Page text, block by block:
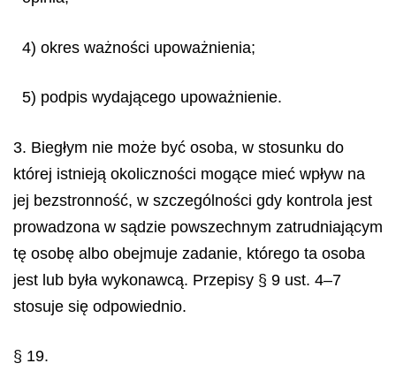
4) okres ważności upoważnienia;
5) podpis wydającego upoważnienie.
3. Biegłym nie może być osoba, w stosunku do
której istnieją okoliczności mogące mieć wpływ na
jej bezstronność, w szczególności gdy kontrola jest
prowadzona w sądzie powszechnym zatrudniającym
tę osobę albo obejmuje zadanie, którego ta osoba
jest lub była wykonawcą. Przepisy § 9 ust. 4–7
stosuje się odpowiednio.
§ 19.